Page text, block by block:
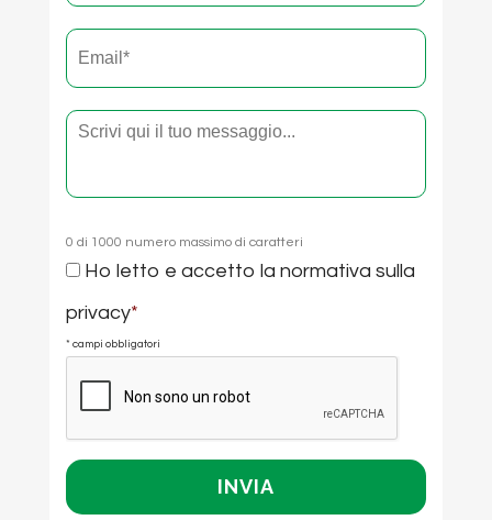
cognome
*
Email
Testo
0 di 1000 numero massimo di caratteri
Consenso
Ho letto e accetto la normativa sulla
privacy*
* campi obbligatori